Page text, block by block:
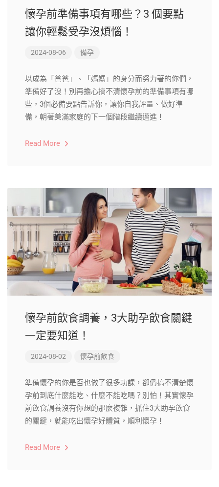
懷孕前準備事項有哪些？3 個要點
讓你輕鬆受孕沒煩惱！
2024-08-06 備孕
以成為「爸爸」、「媽媽」的身分而努力著的你們，
準備好了沒！別再擔心搞不清懷孕前的準備事項有哪
些，3個必備要點告訴你，讓你自我評量、做好準
備，朝著美滿家庭的下一個階段繼續邁進！
Read More
懷孕前飲食調養，3大助孕飲食關鍵
一定要知道！
2024-08-02 懷孕前飲食
準備懷孕的你是否也做了很多功課，卻仍搞不清楚懷
孕前到底什麼能吃、什麼不能吃嗎？別怕！其實懷孕
前飲食調養沒有你想的那麼複雜，抓住3大助孕飲食
的關鍵，就能吃出懷孕好體質，順利懷孕！
Read More